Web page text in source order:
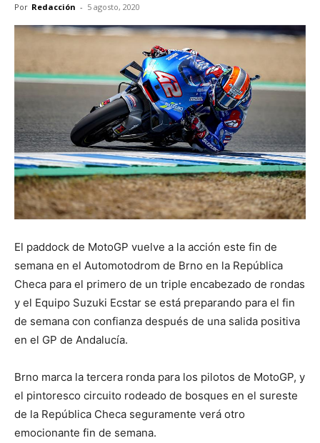
Por Redacción - 5 agosto, 2020
El paddock de MotoGP vuelve a la acción este fin de
semana en el Automotodrom de Brno en la República
Checa para el primero de un triple encabezado de rondas
y el Equipo Suzuki Ecstar se está preparando para el fin
de semana con confianza después de una salida positiva
en el GP de Andalucía.
Brno marca la tercera ronda para los pilotos de MotoGP, y
el pintoresco circuito rodeado de bosques en el sureste
de la República Checa seguramente verá otro
emocionante fin de semana.